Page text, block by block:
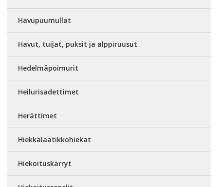
Havupuumullat
Havut, tuijat, puksit ja alppiruusut
Hedelmäpoimurit
Heilurisadettimet
Herättimet
Hiekkalaatikkohiekat
Hiekoituskärryt